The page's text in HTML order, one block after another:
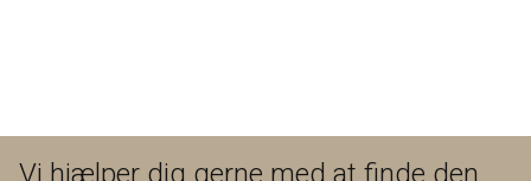
Vi hjælper dig gerne med at finde den